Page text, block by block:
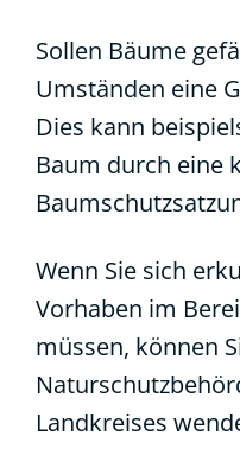
Sollen Bäume
Umständen eine
Dies kann
Baum durch eine
Wenn Sie sich
Vorhaben im
müssen, können
Landkreises